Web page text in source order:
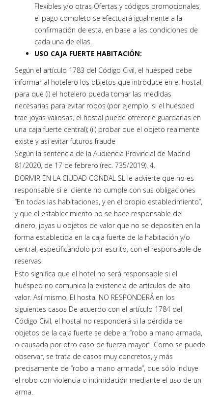
Flexibles y/o otras Ofertas y códigos promocionales,
el pago completo se efectuará igualmente a la
confirmación de esta, en base a las condiciones de
cada una de ellas.
USO CAJA FUERTE HABITACIÓN:
Según el artículo 1783 del Código Civil, el huésped debe
informar al hotelero los objetos que introduce en el hostal,
para que (i) el hotelero pueda tomar las medidas
necesarias para evitar robos (por ejemplo, si el huésped
trae joyas valiosas, el hostal puede ofrecerle guardarlas en
una caja fuerte central); (ii) probar que el objeto realmente
existe y así evitar futuros fraude
Según la sentencia de la Audiencia Provincial de Madrid
81/2020, de 17 de febrero (rec. 735/2019). 4.
DORMIR EN LA CIUDAD CONDAL SL le advierte que no es
responsable si el cliente no cumple con sus obligaciones
“En todas las habitaciones, y en el propio establecimiento”,
y que el establecimiento no se hace responsable del
dinero, joyas u objetos de valor que no se depositen en la
forma establecida en la caja fuerte de la habitación y/o
central, especificándolo por escrito, con el responsable de
reservas.
Esto significa que el hotel no será responsable si el
huésped no comunica la existencia de artículos de alto
valor. Así mismo, El hostal NO RESPONDERÁ en los
siguientes casos De acuerdo con el artículo 1784 del
Código Civil, el hostal no responderá si la pérdida de
objetos de la caja fuerte se debe a: “robo a mano armada,
o causada por otro caso de fuerza mayor”. Como se puede
observar, se trata de casos muy concretos, y más
precisamente de “robo a mano armada”, que sólo incluye
el robo con violencia o intimidación mediante el uso de un
arma.